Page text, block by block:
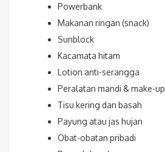
Powerbank
Makanan ringan (snack)
Sunblock
Kacamata hitam
Lotion anti-serangga
Peralatan mandi & make-up
Tisu kering dan basah
Payung atau jas hujan
Obat-obatan pribadi